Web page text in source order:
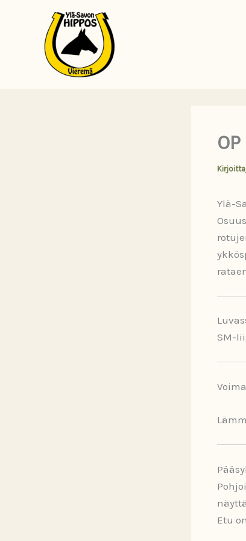
Ylä-
SM-
Etu